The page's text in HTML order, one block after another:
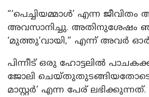
“‘പെച്ചിയമ്മാൾ’ എന്ന ജീവിതം
അവസാനിച്ചു. അതിനുശേഷം
‘മുത്തു’വായി,” എന്ന് അവർ
പിന്നീട് ഒരു ഹോട്ടലിൽ
ജോലി
മാസ്റ്റർ’ എന്ന പേര്